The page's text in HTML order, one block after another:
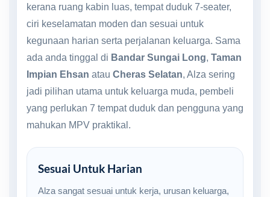
kerana ruang kabin luas, tempat duduk 7-seater,
ciri keselamatan moden dan sesuai untuk
kegunaan harian serta perjalanan keluarga. Sama
ada anda tinggal di Bandar Sungai Long, Taman
Impian Ehsan atau Cheras Selatan, Alza sering
jadi pilihan utama untuk keluarga muda, pembeli
yang perlukan 7 tempat duduk dan pengguna yang
mahukan MPV praktikal.
Sesuai Untuk Harian
Alza sangat sesuai untuk kerja, urusan keluarga,